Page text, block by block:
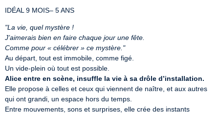
IDÉAL 9 MOIS– 5 ANS
"La vie, quel mystère !
J’aimerais bien en faire chaque jour une fête.
Comme pour « célébrer » ce mystère."
Au départ, tout est immobile, comme figé.
Alice entre en scène, insuffle la vie à sa drôle d’installation.
Elle propose à celles et ceux qui viennent de naître, et aux autres
qui ont grandi, un espace hors du temps.
Entre mouvements, sons et surprises, elle crée des instants